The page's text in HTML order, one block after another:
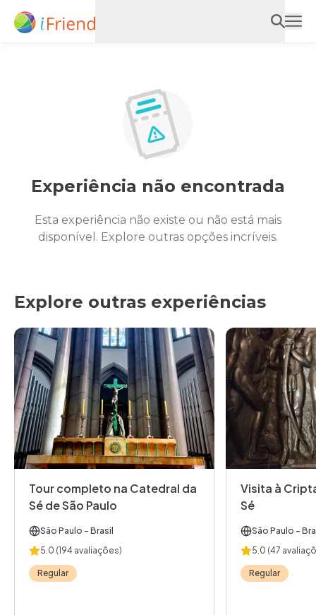
Experiência não encontrada
Esta experiência não existe ou não está mais
disponível. Explore outras opções incríveis.
Explore outras experiências
Tour completo na Catedral da
Sé de São Paulo
São Paulo - Brasil
5.0 (194 avaliações)
Regular
Visita à
Sé
São Paulo -
5.0 (47
Regular